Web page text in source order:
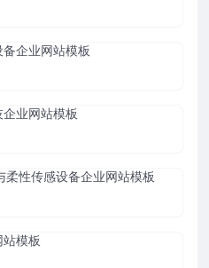
企业网站模板
业网站模板
柔性传感设备企业网站模板
模板